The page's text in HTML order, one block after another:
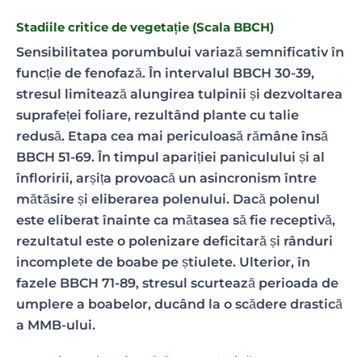
Stadiile critice de vegetație (Scala BBCH)
Sensibilitatea porumbului variază semnificativ în
funcție de fenofază. În intervalul BBCH 30-39,
stresul limitează alungirea tulpinii și dezvoltarea
suprafeței foliare, rezultând plante cu talie
redusă. Etapa cea mai periculoasă rămâne însă
BBCH 51-69. În timpul apariției paniculului și al
înfloririi, arșița provoacă un asincronism între
mătăsire și eliberarea polenului. Dacă polenul
este eliberat înainte ca mătasea să fie receptivă,
rezultatul este o polenizare deficitară și rânduri
incomplete de boabe pe știulete. Ulterior, în
fazele BBCH 71-89, stresul scurtează perioada de
umplere a boabelor, ducând la o scădere drastică
a MMB-ului.